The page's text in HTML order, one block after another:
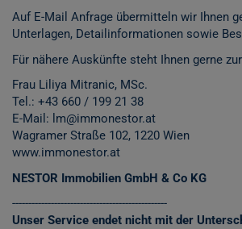
Auf E-Mail Anfrage übermitteln wir Ihnen
Unterlagen, Detailinformationen sowie
Für nähere Auskünfte steht Ihnen gerne
Frau Liliya Mitranic, MSc.
Tel.: +43 660 / 199 21 38
E-Mail: lm@immonestor.at
Wagramer Straße 102, 1220 Wien
www.immonestor.at
NESTOR Immobilien GmbH & Co KG
------------------------------------------------
Unser Service endet nicht mit der